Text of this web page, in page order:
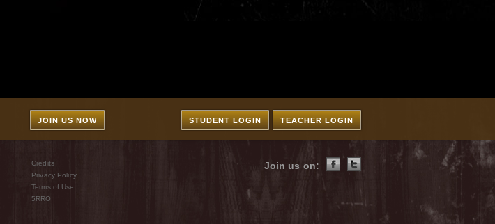
JOIN US NOW TEACHER LOGIN
STUDENT LOGIN
Credits
Privacy Policy
Terms of Use
5RRO
Join us on: